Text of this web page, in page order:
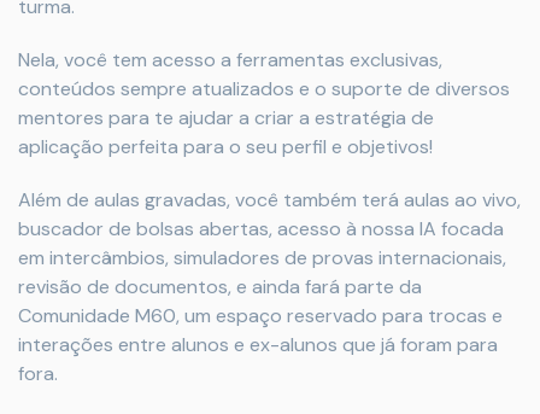
turma.
Nela, você tem acesso a ferramentas exclusivas,
conteúdos sempre atualizados e o suporte de diversos
mentores para te ajudar a criar a estratégia de
aplicação perfeita para o seu perfil e objetivos!
Além de aulas gravadas, você também terá aulas ao vivo,
buscador de bolsas abertas, acesso à nossa IA focada
em intercâmbios, simuladores de provas internacionais,
revisão de documentos, e ainda fará parte da
Comunidade M60, um espaço reservado para trocas e
interações entre alunos e ex-alunos que já foram para
fora.